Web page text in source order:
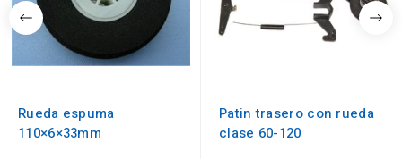
Rueda espuma
110×6×33mm
Patin trasero con rueda
clase 60-120